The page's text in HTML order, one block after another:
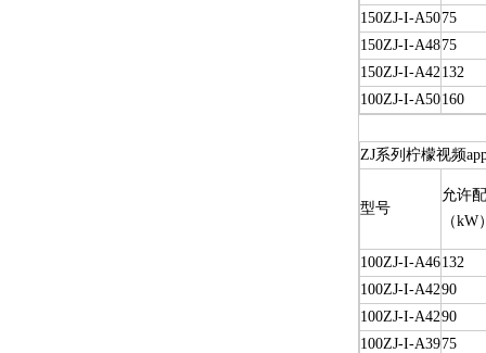
150ZJ-I-A5075
150ZJ-I-A4875
150ZJ-I-A42132
100ZJ-I-A50160
ZJ系列柠檬视频
型号
允许
（kW
100ZJ-I-A46132
100ZJ-I-A4290
100ZJ-I-A4290
100ZJ-I-A3975